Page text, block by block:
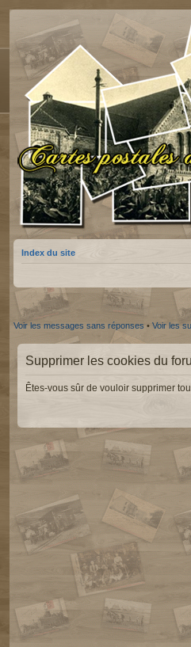
Index du site
Voir les messages sans réponses • Voir les
Supprimer les cookies du
Êtes-vous sûr de vouloir supprimer